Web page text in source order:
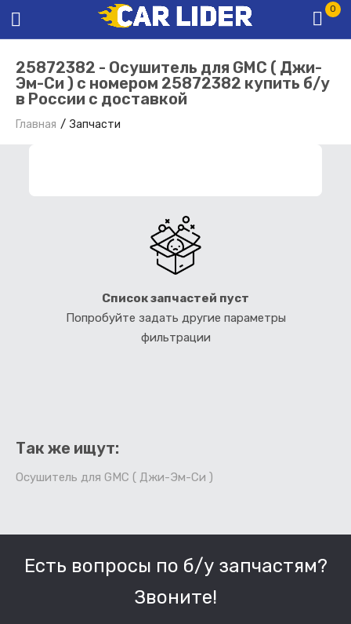
0
25872382 - Осушитель для GMC ( Джи-
Эм-Си ) с номером 25872382 купить б/у
в России с доставкой
Главная Запчасти
Список запчастей пуст
Попробуйте задать другие параметры
фильтрации
Так же ищут:
Осушитель для GMC ( Джи-Эм-Си )
Есть вопросы по б/у запчастям?
Звоните!